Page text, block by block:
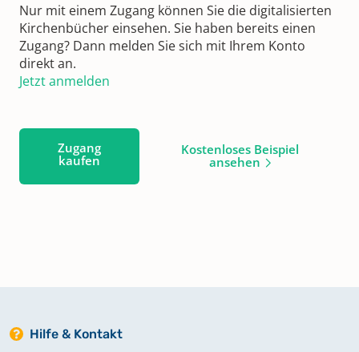
Nur mit einem Zugang können Sie die digitalisierten
Kirchenbücher einsehen. Sie haben bereits einen
Zugang? Dann melden Sie sich mit Ihrem Konto
direkt an.
Jetzt anmelden
Zugang
kaufen
Kostenloses Beispiel
ansehen
Hilfe & Kontakt